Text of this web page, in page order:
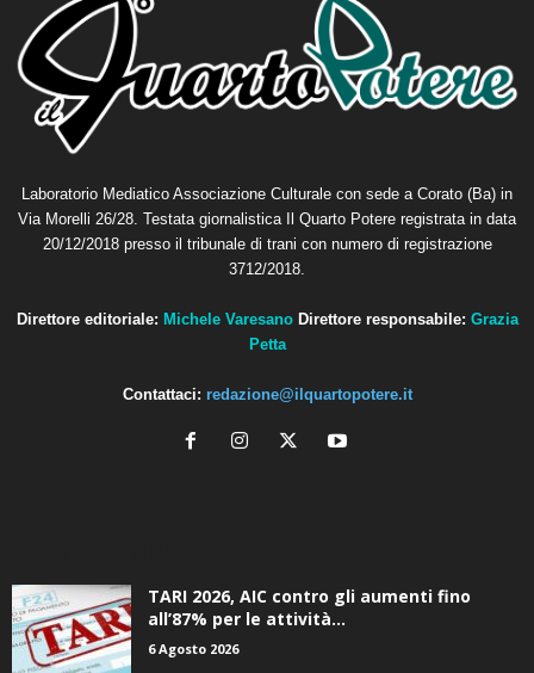
Laboratorio Mediatico Associazione Culturale con sede a Corato (Ba) in
Via Morelli 26/28. Testata giornalistica Il Quarto Potere registrata in data
20/12/2018 presso il tribunale di trani con numero di registrazione
3712/2018.
Direttore editoriale: Michele Varesano Direttore responsabile: Grazia
Petta
Contattaci: redazione@ilquartopotere.it
TARI 2026, AIC contro gli aumenti fino
all’87% per le attività...
6 Agosto 2026